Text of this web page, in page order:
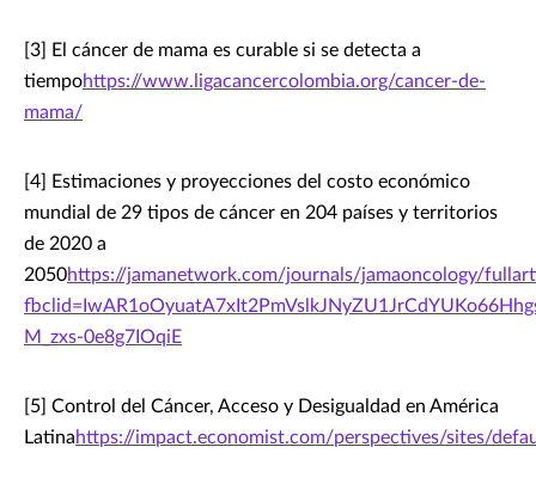
[3] El cáncer de mama es curable si se detecta a
tiempohttps://www.ligacancercolombia.org/cancer-de-
mama/
[4] Estimaciones y proyecciones del costo económico
mundial de 29 tipos de cáncer en 204 países y territorios
de 2020 a
2050https://jamanetwork.com/journals/jamaoncology/
M_zxs-0e8g7IOqiE
[5] Control del Cáncer, Acceso y Desigualdad en América
Latinahttps://impact.economist.com/perspectives/sites/